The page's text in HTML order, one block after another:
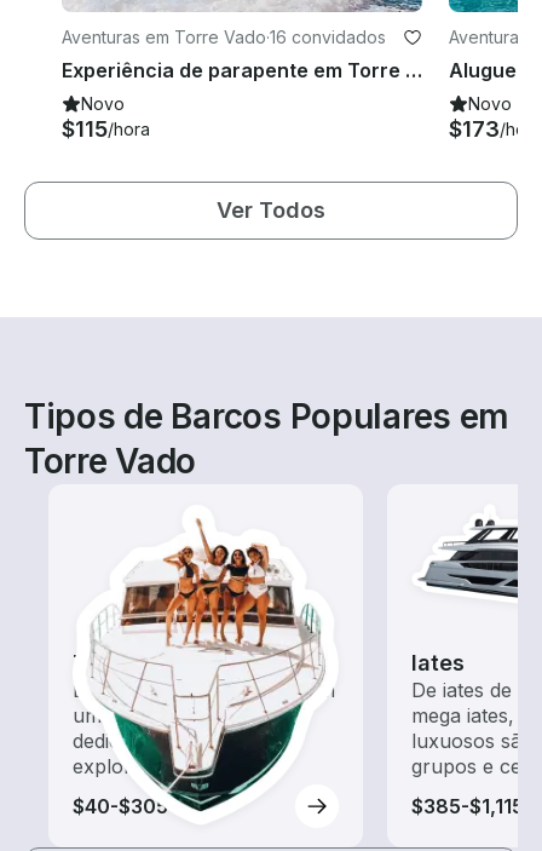
Aventuras em Torre Vado·16 convidados
Experiência de parapente em Torre Vado — Voe acima das águas cristalinas de Salento
Novo
$115/hora
Aventuras
Novo
$173/hora
Ver Todos
Tipos de Barcos Populares em
Torre Vado
Tours
Explore as águas locais com
um aluguel de barco
dedicado a passeios e
exploração
$40-$305
Iates
De iates de
mega iates,
luxuosos são
grupos e
$385-$1,115